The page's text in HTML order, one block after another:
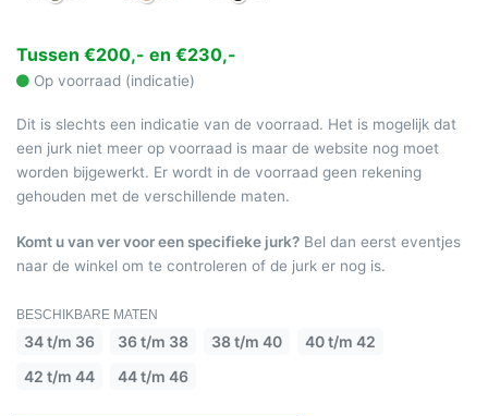
Tussen €200,- en €230,-
Op voorraad (indicatie)
Dit is slechts een indicatie van de voorraad. Het is mogelijk dat
een jurk niet meer op voorraad is maar de website nog moet
worden bijgewerkt. Er wordt in de voorraad geen rekening
gehouden met de verschillende maten.
Komt u van ver voor een specifieke jurk? Bel dan eerst eventjes
naar de winkel om te controleren of de jurk er nog is.
BESCHIKBARE MATEN
34 t/m 36 36 t/m 38 38 t/m 40
40 t/m 42
42 t/m 44
44 t/m 46